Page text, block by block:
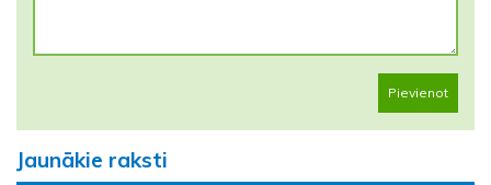
Pievienot
Jaunākie raksti